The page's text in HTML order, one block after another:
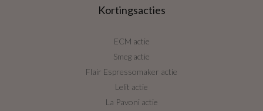
Kortingsacties
ECM actie
Smeg actie
Flair Espressomaker actie
Lelit actie
La Pavoni actie